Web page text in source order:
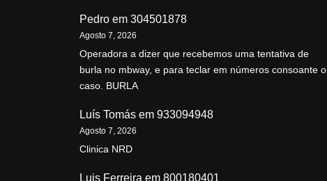
Pedro em 304501878
Agosto 7, 2026
Operadora a dizer que recebemos uma tentativa de
burla no mbway, e para teclar em números consoante o
caso. BURLA
Luís Tomás em 933094948
Agosto 7, 2026
Clinica NRD
Luis Ferreira em 800180401